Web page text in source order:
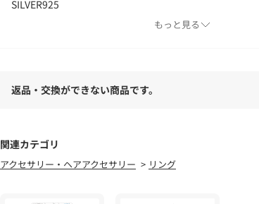
SILVER925
ロマン派の作曲家たちが残した交響曲第3楽章「Third
こる第3楽章のように、日常に小さな楽しさを贈ります。
【注意事項】
もっと見る
返品・交換ができない商品です。
関連カテゴリ
アクセサリー・ヘアアクセサリー リング